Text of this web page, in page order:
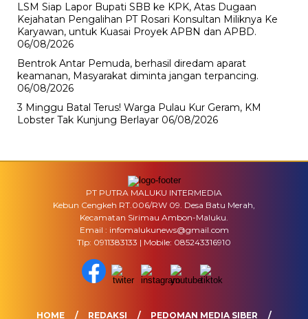
LSM Siap Lapor Bupati SBB ke KPK, Atas Dugaan
Kejahatan Pengalihan PT Rosari Konsultan Miliknya Ke
Karyawan, untuk Kuasai Proyek APBN dan APBD.
06/08/2026
Bentrok Antar Pemuda, berhasil diredam aparat
keamanan, Masyarakat diminta jangan terpancing.
06/08/2026
3 Minggu Batal Terus! Warga Pulau Kur Geram, KM
Lobster Tak Kunjung Berlayar 06/08/2026
PT PUTRA MALUKU INTERMEDIA
Kebun Cengkeh RT.006/RW 09. Desa Batu Merah,
Kecamatan Sirimau Ambon-Maluku.
Email : infomalukunews@gmail.com
Tlp: 0911383133 | Mobile: 085243316910
HOME REDAKSI
PEDOMAN MEDIA SIBER